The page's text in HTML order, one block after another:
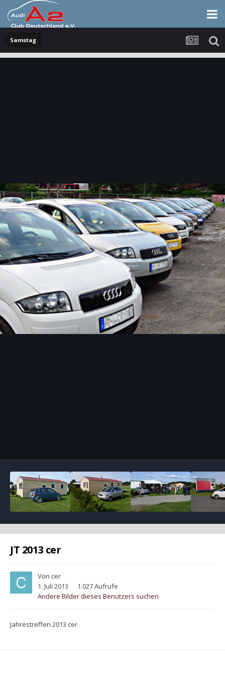
Samstag
JT 2013 cer
Von cer
1. Juli 2013
1.027 Aufrufe
Andere Bilder dieses Benutzers suchen
Jahrestreffen 2013 cer